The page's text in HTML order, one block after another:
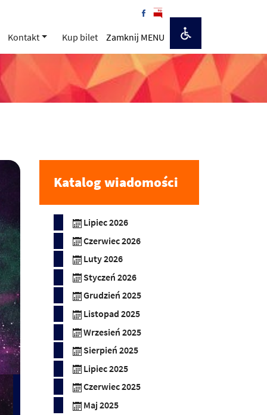
Kontakt Kup bilet Zamknij MENU
Katalog wiadomości
Lipiec 2026
Czerwiec 2026
Luty 2026
Styczeń 2026
Grudzień 2025
Listopad 2025
Wrzesień 2025
Sierpień 2025
Lipiec 2025
Czerwiec 2025
Maj 2025